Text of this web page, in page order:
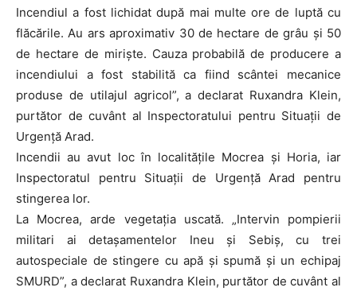
Incendiul a fost lichidat după mai multe ore de luptă cu
flăcările. Au ars aproximativ 30 de hectare de grâu și 50
de hectare de miriște. Cauza probabilă de producere a
incendiului a fost stabilită ca fiind scântei mecanice
produse de utilajul agricol”, a declarat Ruxandra Klein,
purtător de cuvânt al Inspectoratului pentru Situații de
Urgență Arad.
Incendii au avut loc în localitățile Mocrea și Horia, iar
Inspectoratul pentru Situații de Urgență Arad pentru
stingerea lor.
La Mocrea, arde vegetația uscată. „Intervin pompierii
militari ai detașamentelor Ineu și Sebiș, cu trei
autospeciale de stingere cu apă și spumă și un echipaj
SMURD”, a declarat Ruxandra Klein, purtător de cuvânt al